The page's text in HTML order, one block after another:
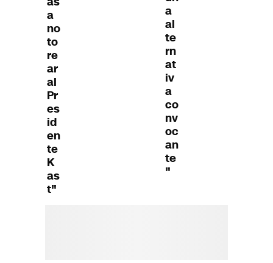
a
no
to
re
ar
al
Pr
es
id
en
te
K
as
t"
a
al
te
rn
at
iv
a
co
nv
oc
an
te
"